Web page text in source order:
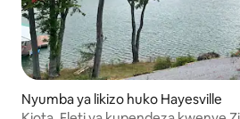
Nyumba ya likizo huko Hayesville